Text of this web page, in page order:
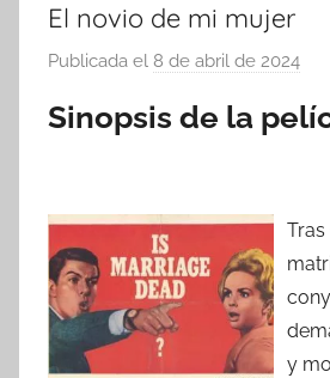
El novio de mi mujer
Publicada el 8 de abril de 2024
r
Sinopsis de la
Tras
y